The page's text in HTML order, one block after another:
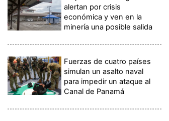
alertan por crisis
económica y ven en la
minería una posible salida
Fuerzas de cuatro países
simulan un asalto naval
para impedir un ataque al
Canal de Panamá